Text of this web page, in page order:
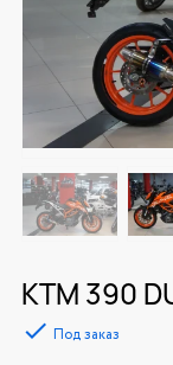
KTM 390
Под заказ